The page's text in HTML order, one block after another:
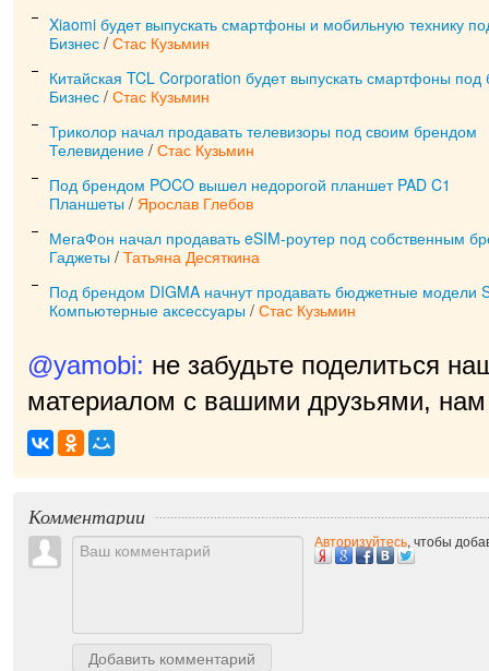
Xiaomi будет выпускать смартфоны и мобильную технику
Бизнес / Стас Кузьмин
Китайская TCL Corporation будет выпускать смартфоны
Бизнес / Стас Кузьмин
Триколор начал продавать телевизоры под своим брендом
Телевидение / Стас Кузьмин
Под брендом POCO вышел недорогой планшет PAD C1
Планшеты / Ярослав Глебов
МегаФон начал продавать eSIM-роутер под собственным
Гаджеты / Татьяна Десяткина
Под брендом DIGMA начнут продавать бюджетные модели
Компьютерные аксессуары / Стас Кузьмин
@yamobi: не забудьте поделиться
материалом с вашими друзьями, нам
Комментарии
Добавить комментарий
Авторизуйтесь, чтобы